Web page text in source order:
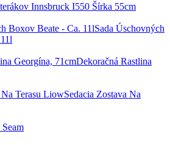
Innsbruck I550 Šírka 55cm
Sada Úschovných
Dekoračná Rastlina
Sedacia Zostava Na